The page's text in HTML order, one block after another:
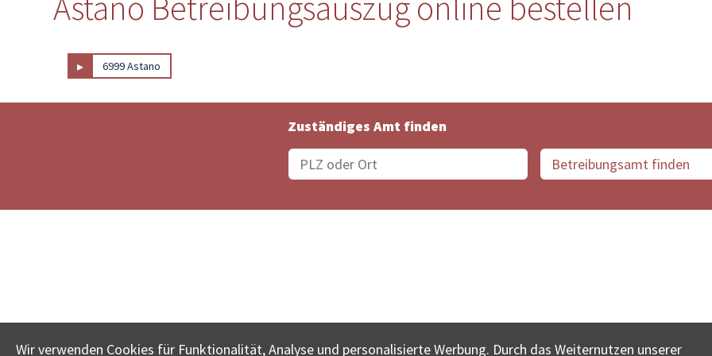
▸ 6999 Astano
Zuständiges Amt finden
Wir verwenden Cookies für Funktionalität, Analyse und personalisierte Werbung. Durch das Weiternutzen unserer